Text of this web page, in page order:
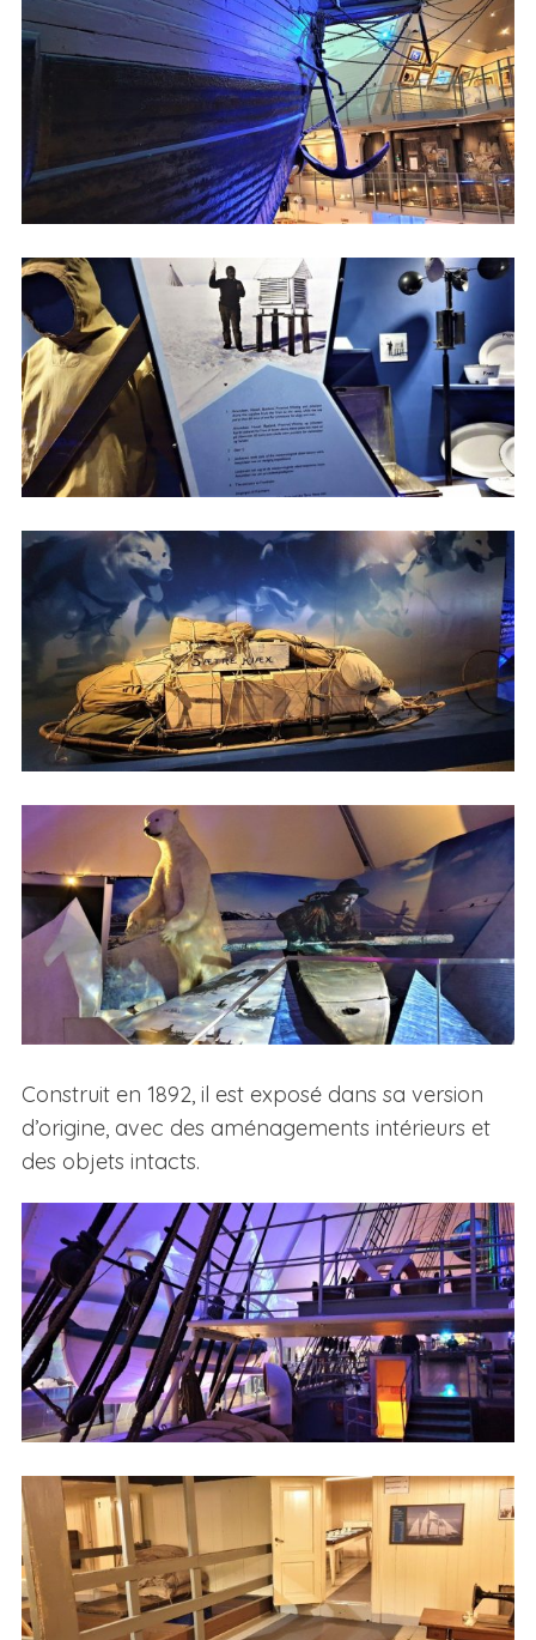
Construit en 1892, il est exposé dans sa version
d’origine, avec des aménagements intérieurs et
des objets intacts.